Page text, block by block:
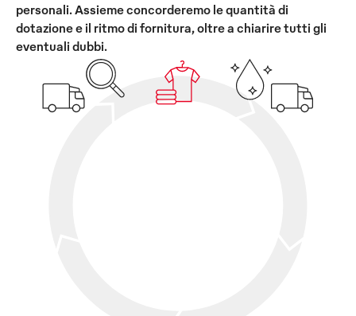
personali. Assieme concorderemo le quantità di
dotazione e il ritmo di fornitura, oltre a chiarire tutti gli
eventuali dubbi.